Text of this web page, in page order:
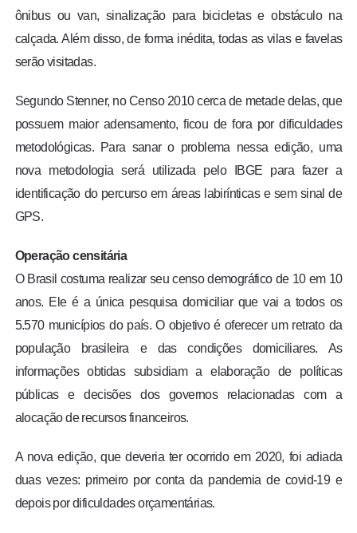
ônibus ou van, sinalização para bicicletas e obstáculo na
calçada. Além disso, de forma inédita, todas as vilas e favelas
serão visitadas.
Segundo Stenner, no Censo 2010 cerca de metade delas, que
possuem maior adensamento, ficou de fora por dificuldades
metodológicas. Para sanar o problema nessa edição, uma
nova metodologia será utilizada pelo IBGE para fazer a
identificação do percurso em áreas labirínticas e sem sinal de
GPS.
Operação censitária
O Brasil costuma realizar seu censo demográfico de 10 em 10
anos. Ele é a única pesquisa domiciliar que vai a todos os
5.570 municípios do país. O objetivo é oferecer um retrato da
população brasileira e das condições domiciliares. As
informações obtidas subsidiam a elaboração de políticas
públicas e decisões dos governos relacionadas com a
alocação de recursos financeiros.
A nova edição, que deveria ter ocorrido em 2020, foi adiada
duas vezes: primeiro por conta da pandemia de covid-19 e
depois por dificuldades orçamentárias.